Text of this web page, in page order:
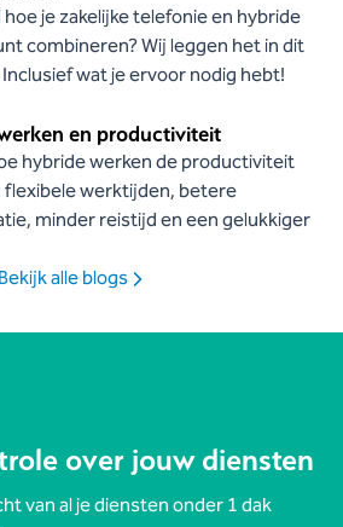
je zakelijke telefonie en hybride
combineren? Wij leggen het in dit
wat je ervoor nodig hebt!
en productiviteit
hybride werken de productiviteit
werktijden, betere
minder reistijd en een gelukkiger
Bekijk alle blogs
over jouw diensten
van al je diensten onder 1 dak